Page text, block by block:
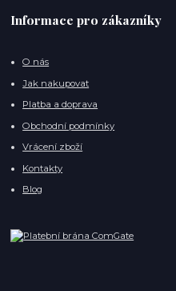
Informace pro zákazníky
O nás
Jak nakupovat
Platba a doprava
Obchodní podmínky
Vrácení zboží
Kontakty
Blog